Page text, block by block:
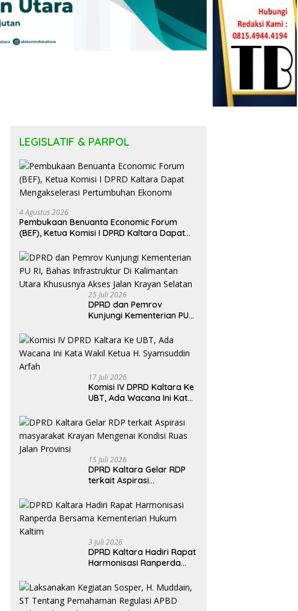
LEGISLATIF & PARPOL
4 Agustus 2026
Pembukaan Benuanta Economic Forum
(BEF), Ketua Komisi I DPRD Kaltara Dapat
25 Juli 2026
DPRD dan Pemrov
Kunjungi Kementerian PU
Kalimantan Utara
Khususnya Akses Jalan
Krayan Selatan
17 Juli 2026
Komisi IV DPRD Kaltara Ke
UBT, Ada Wacana Ini Kata
Arfah
15 Juli 2026
DPRD Kaltara Gelar RDP
terkait Aspirasi
Mengenai Kondisi Ruas
Jalan Provinsi
3 Juli 2026
DPRD Kaltara Hadiri Rapat
Harmonisasi Ranperda
Hukum Kaltim